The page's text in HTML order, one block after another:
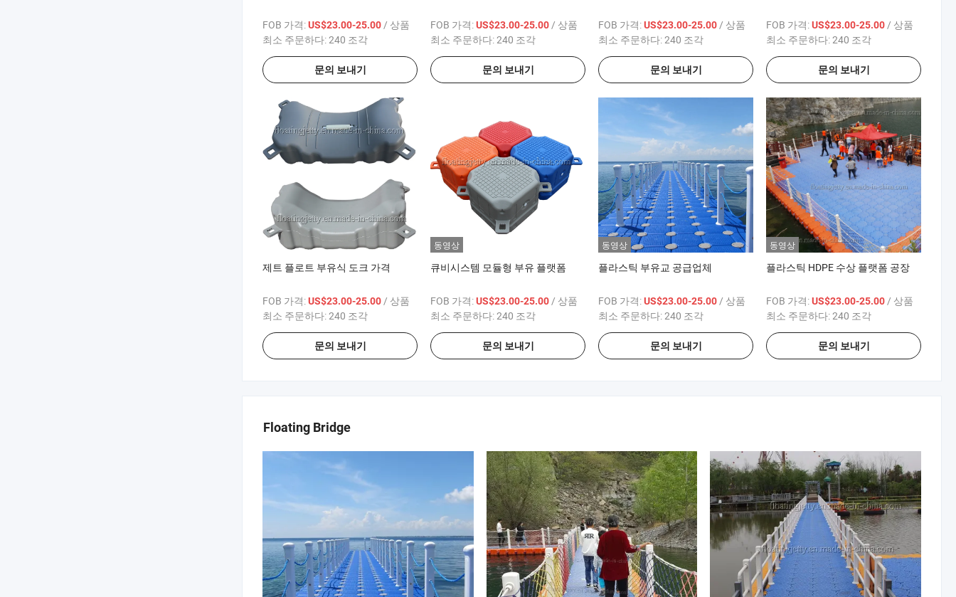
FOB 가격:US$23.00-25.00 / 상품
최소 주문하다:240 조각
문의 보내기
FOB 가격:US$23.00-25.00 / 상품
최소 주문하다:240 조각
문의 보내기
FOB 가격:US$23.00-25.00 / 상품
최소 주문하다:240 조각
문의 보내기
FOB 가격:US$23.00-25.00 / 상품
최소 주문하다:240 조각
문의 보내기
제트 플로트 부유식 도크 가격
FOB 가격:US$23.00-25.00 / 상품
최소 주문하다:240 조각
문의 보내기
동영상
큐비시스템 모듈형 부유 플랫폼
FOB 가격:US$23.00-25.00 / 상품
최소 주문하다:240 조각
문의 보내기
동영상
플라스틱 부유교 공급업체
FOB 가격:US$23.00-25.00 / 상품
최소 주문하다:240 조각
문의 보내기
동영상
플라스틱 HDPE 수상 플랫폼 공장
FOB 가격:US$23.00-25.00 / 상품
최소 주문하다:240 조각
문의 보내기
Floating Bridge